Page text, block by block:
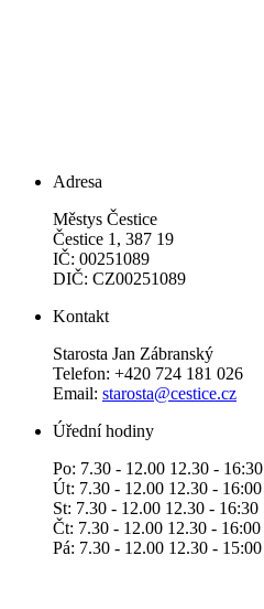
Adresa
Městys Čestice
Čestice 1, 387 19
IČ: 00251089
DIČ: CZ00251089
Kontakt
Starosta Jan Zábranský
Telefon: +420 724 181 026
Email: starosta@cestice.cz
Úřední hodiny
Po: 7.30 - 12.00 12.30 - 16:30
Út: 7.30 - 12.00 12.30 - 16:00
St: 7.30 - 12.00 12.30 - 16:30
Čt: 7.30 - 12.00 12.30 - 16:00
Pá: 7.30 - 12.00 12.30 - 15:00